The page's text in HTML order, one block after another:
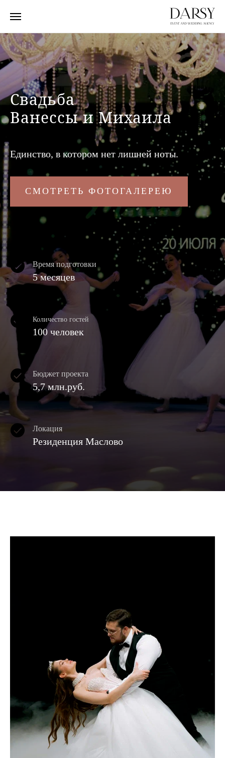
Свадьба
Ванессы и Михаила
Единство, в котором нет лишней ноты.
СМОТРЕТЬ ФОТОГАЛЕРЕЮ
Время подготовки
5 месяцев
Количество гостей
100 человек
Бюджет проекта
5,7 млн.руб.
Локация
Резиденция Маслово